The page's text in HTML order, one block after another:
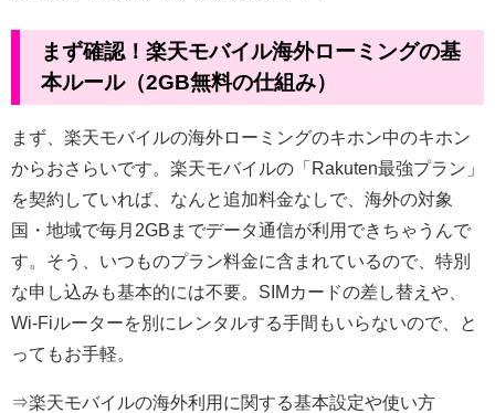
まず確認！楽天モバイル海外ローミングの基
本ルール（2GB無料の仕組み）
まず、楽天モバイルの海外ローミングのキホン中のキホン
からおさらいです。楽天モバイルの「Rakuten最強プラン」
を契約していれば、なんと追加料金なしで、海外の対象
国・地域で毎月2GBまでデータ通信が利用できちゃうんで
す。そう、いつものプラン料金に含まれているので、特別
な申し込みも基本的には不要。SIMカードの差し替えや、
Wi-Fiルーターを別にレンタルする手間もいらないので、と
ってもお手軽。
⇒楽天モバイルの海外利用に関する基本設定や使い方